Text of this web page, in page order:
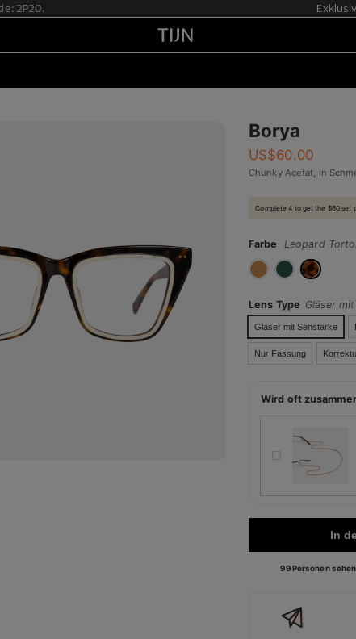
Exklusive
Borya
US$60.00
Chunky Acetat, in
Complete 4 to get the $60 set
Farbe Leopard
Lens Type Gläser
Gläser mit Sehstärke
Nur Fassung
Wird oft
In
99 Personen